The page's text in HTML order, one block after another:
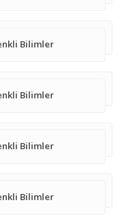
Bilimler
Bilimler
Bilimler
Bilimler